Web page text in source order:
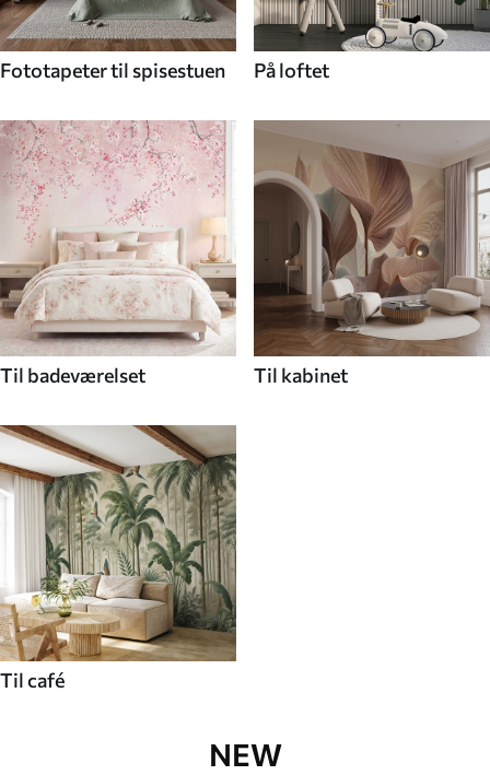
Fototapeter til spisestuen På loftet
Til badeværelset Til kabinet
Til café
NEW